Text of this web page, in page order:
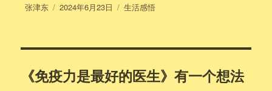
作
张津东
发
2024年6月23日
分
生活感悟
《免疫力是最好的医生》有一个想法